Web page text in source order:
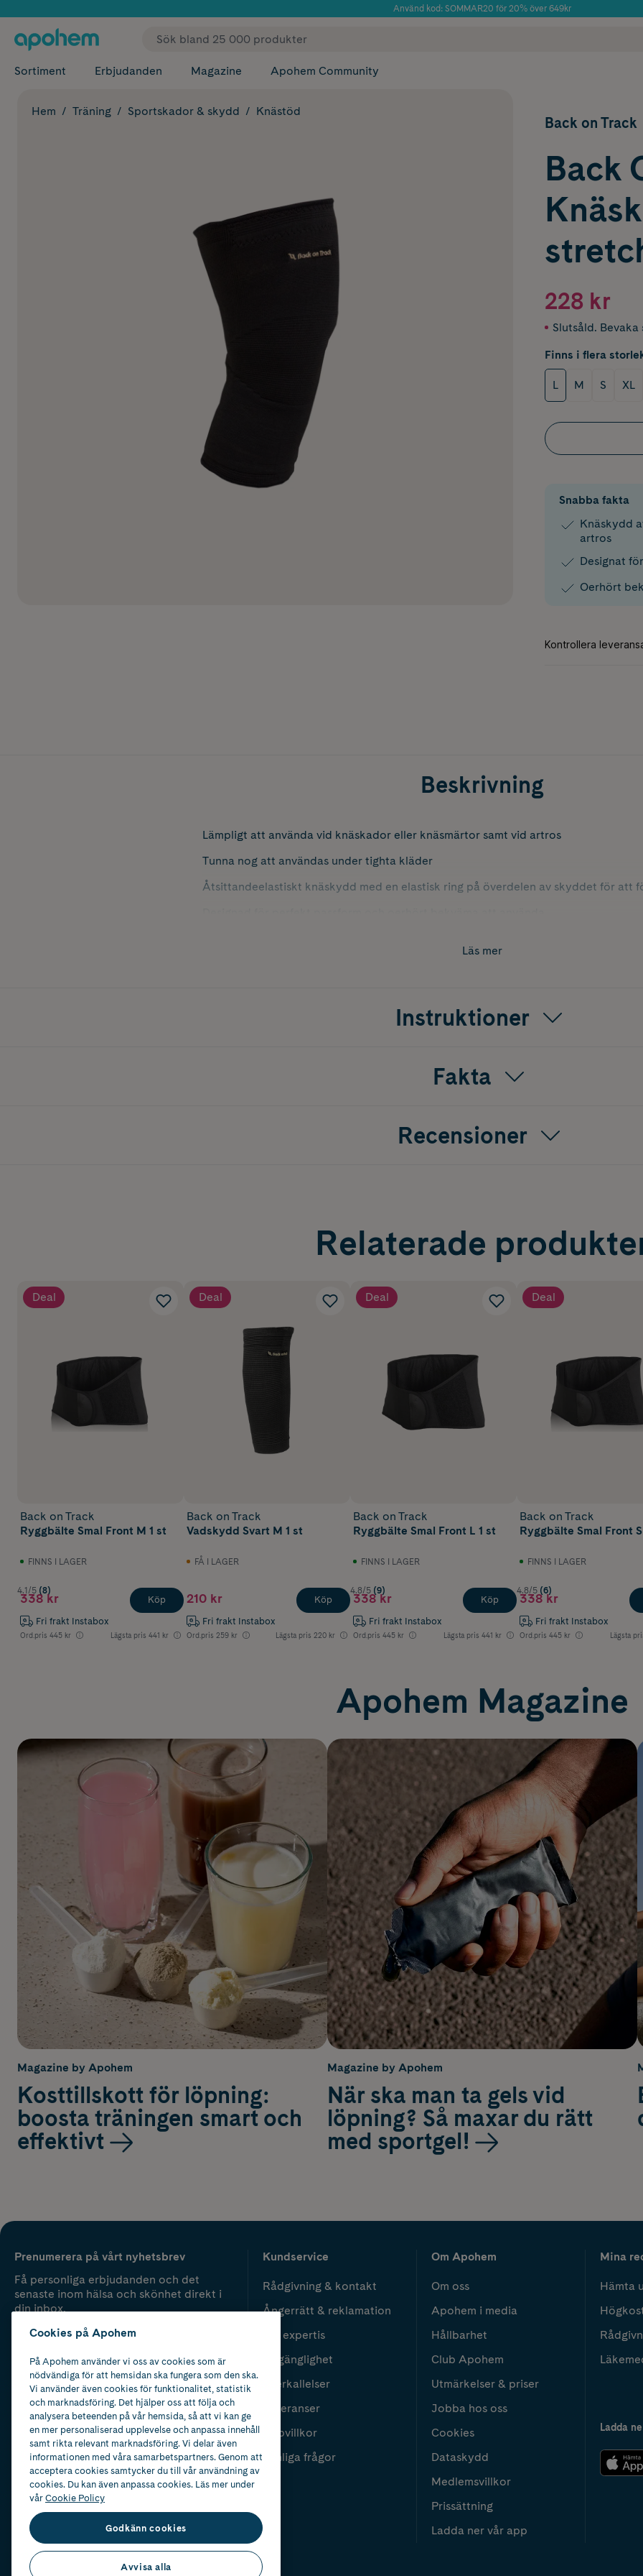
Använd kod: SOMMAR20 för 20% över 649kr
✓ Fri frakt
Sortiment Erbjudanden Magazine Apohem Community
Hem Träning Sportskador & skydd Knästöd
Back on Track
Back
228 kr
Slutsåld.
Finns i flera
L M S XL
Snabba fakta
Knäskydd
artros
Designat
Oerhört
Beskrivning
Lämpligt att använda vid knäskador eller knäsmärtor samt vid artros
Tunna nog att användas under tighta kläder
Åtsittandeelastiskt knäskydd med en elastisk ring på överdelen av skyddet för att
Läs mer
Instruktioner
Fakta
Recensioner
Relaterade
Deal
Back on Track
Ryggbälte Smal Front M 1 st
FINNS I LAGER
4.1/5 (8)
338 kr
Fri frakt Instabox
Ord.pris 445 kr Lägsta pris 441 kr
Köp
Deal
Back on Track
Vadskydd Svart M 1 st
FÅ I LAGER
210 kr
Fri frakt Instabox
Ord.pris 259 kr Lägsta pris 220 kr
Köp
Deal
Back on Track
Ryggbälte Smal Front L 1 st
FINNS I LAGER
4.8/5 (9)
338 kr
Fri frakt Instabox
Ord.pris 445 kr Lägsta pris 441 kr
Köp
Deal
Back on Track
Ryggbälte Smal Front
FINNS I LAGER
4.8/5 (6)
338 kr
Fri frakt Instabox
Ord.pris 445 kr Lägsta
Apohem Magazine
Magazine by Apohem
Kosttillskott för löpning:
boosta träningen smart och
effektivt
Magazine by Apohem
När ska man ta gels vid
löpning? Så maxar du rätt
med sportgel!
Prenumerera på vårt nyhetsbrev
Få personliga erbjudanden och det
senaste inom hälsa och skönhet direkt i
din inbox.
Kundservice
Rådgivning & kontakt
Ångerrätt & reklamation
Vår expertis
Tillgänglighet
Återkallelser
Leveranser
Köpvillkor
Vanliga frågor
Om Apohem
Om oss
Apohem i media
Hållbarhet
Club Apohem
Utmärkelser & priser
Jobba hos oss
Cookies
Dataskydd
Medlemsvillkor
Prissättning
Ladda ner vår app
Mina
Hämta
Ladda
Cookies på Apohem
På Apohem använder vi oss av cookies som är
nödvändiga för att hemsidan ska fungera som den ska.
Vi använder även cookies för funktionalitet, statistik
och marknadsföring. Det hjälper oss att följa och
analysera beteenden på vår hemsida, så att vi kan ge
en mer personaliserad upplevelse och anpassa innehåll
samt rikta relevant marknadsföring. Vi delar även
informationen med våra samarbetspartners. Genom att
acceptera cookies samtycker du till vår användning av
cookies. Du kan även anpassa cookies. Läs mer under
vårCookie Policy
Godkänn cookies
Avvisa alla